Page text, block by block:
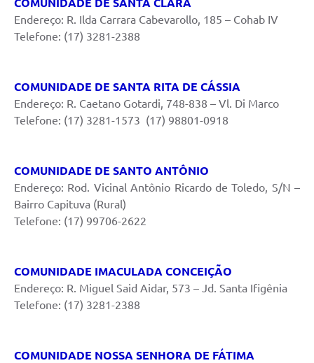
COMUNIDADE DE SANTA CLARA
Endereço: R. Ilda Carrara Cabevarollo, 185 – Cohab IV
Telefone: (17) 3281-2388
COMUNIDADE DE SANTA RITA DE CÁSSIA
Endereço: R. Caetano Gotardi, 748-838 – Vl. Di Marco
Telefone: (17) 3281-1573 (17) 98801-0918
COMUNIDADE DE SANTO ANTÔNIO
Endereço: Rod. Vicinal Antônio Ricardo de Toledo, S/N –
Bairro Capituva (Rural)
Telefone: (17) 99706-2622
COMUNIDADE IMACULADA CONCEIÇÃO
Endereço: R. Miguel Said Aidar, 573 – Jd. Santa Ifigênia
Telefone: (17) 3281-2388
COMUNIDADE NOSSA SENHORA DE FÁTIMA